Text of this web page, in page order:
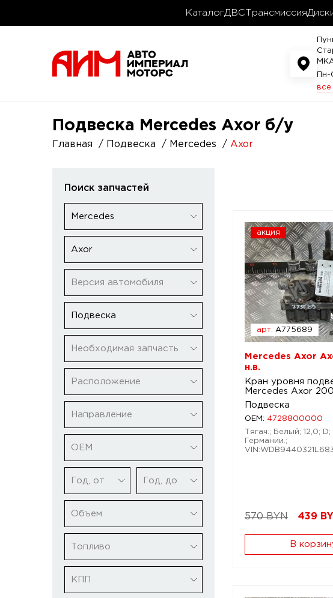
КаталогДВС Трансмиссия
все
Подвеска Mercedes Axor б/у
Главная Подвеска Mercedes Axor
Поиск запчастей
Mercedes
Axor
Версия автомобиля
Подвеска
Необходимая запчасть
Расположение
Направление
ОЕМ
Год, от Год, до
Объем
Топливо
КПП
акция
арт. A775689
Mercedes Axor
н.в.
Кран уровня
Mercedes Axor
Подвеска
OEM: 4728800000
Тягач.; Белый; 12,0;
Германии.;
570 BYN 439
В